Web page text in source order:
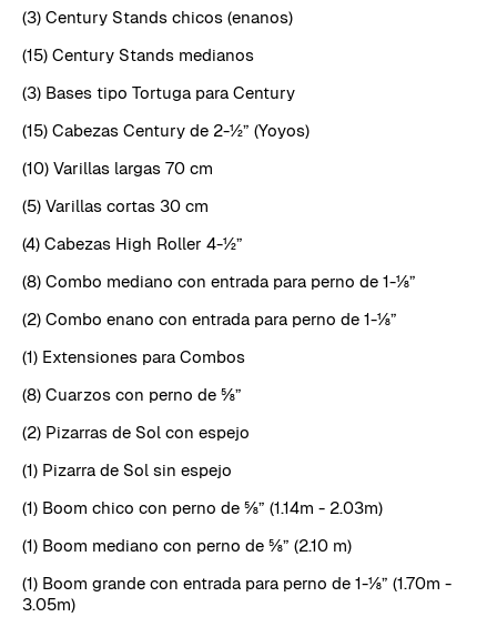
(3) Century Stands chicos (enanos)
(15) Century Stands medianos
(3) Bases tipo Tortuga para Century
(15) Cabezas Century de 2-½” (Yoyos)
(10) Varillas largas 70 cm
(5) Varillas cortas 30 cm
(4) Cabezas High Roller 4-½”
(8) Combo mediano con entrada para perno de 1-⅛”
(2) Combo enano con entrada para perno de 1-⅛”
(1) Extensiones para Combos
(8) Cuarzos con perno de ⅝”
(2) Pizarras de Sol con espejo
(1) Pizarra de Sol sin espejo
(1) Boom chico con perno de ⅝” (1.14m - 2.03m)
(1) Boom mediano con perno de ⅝” (2.10 m)
(1) Boom grande con entrada para perno de 1-⅛” (1.70m -
3.05m)